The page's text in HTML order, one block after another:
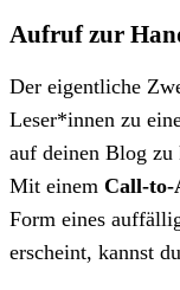
Aufruf zur
Der eigentliche
Leser*innen zu
auf deinen Blog
Mit einem Call-to-
Form eines
erscheint, kannst